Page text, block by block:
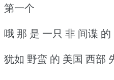
第一个
哦 那 是 一只 非 间谍 的
犹如 野蛮 的 美国 西部